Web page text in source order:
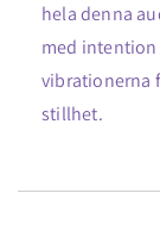
hela denna
med intention
vibrationerna
stillhet.